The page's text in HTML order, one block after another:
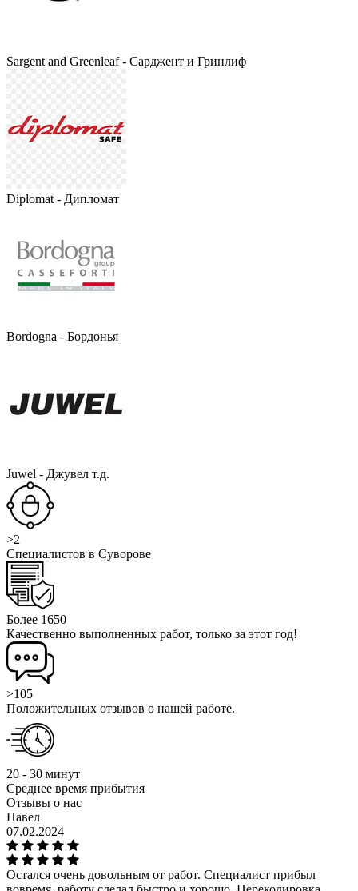
Sargent and Greenleaf - Сарджент и Гринлиф
Diplomat - Дипломат
Bordogna - Бордонья
Juwel - Джувел т.д.
>2
Специалистов в Суворове
Более 1650
Качественно выполненных работ, только за этот год!
>105
Положительных отзывов о нашей работе.
20 - 30 минут
Среднее время прибытия
Отзывы о нас
Павел
07.02.2024
Остался очень довольным от работ. Специалист прибыл